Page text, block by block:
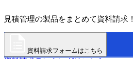
見積管理の製品をまとめて資料請求！
資料請求フォームはこちら